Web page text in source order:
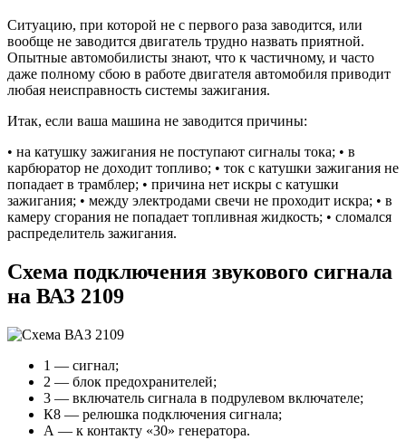
Ситуацию, при которой не с первого раза заводится, или
вообще не заводится двигатель трудно назвать приятной.
Опытные автомобилисты знают, что к частичному, и часто
даже полному сбою в работе двигателя автомобиля приводит
любая неисправность системы зажигания.
Итак, если ваша машина не заводится причины:
• на катушку зажигания не поступают сигналы тока; • в
карбюратор не доходит топливо; • ток с катушки зажигания не
попадает в трамблер; • причина нет искры с катушки
зажигания; • между электродами свечи не проходит искра; • в
камеру сгорания не попадает топливная жидкость; • сломался
распределитель зажигания.
Схема подключения звукового сигнала
на ВАЗ 2109
1 — сигнал;
2 — блок предохранителей;
3 — включатель сигнала в подрулевом включателе;
К8 — релюшка подключения сигнала;
А — к контакту «30» генератора.